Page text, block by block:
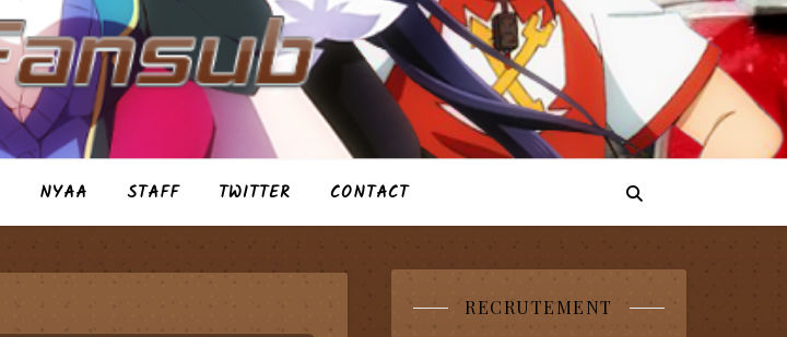
NYAA STAFF TWITTER CONTACT
RECRUTEMENT